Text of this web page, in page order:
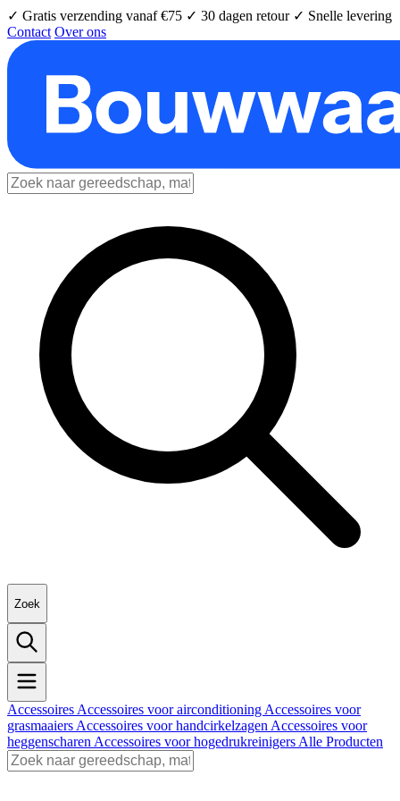
✓ Gratis verzending vanaf €75 ✓ 30 dagen retour ✓ Snelle levering
Contact Over ons
Zoek
Accessoires Accessoires voor airconditioning Accessoires voor
grasmaaiers Accessoires voor handcirkelzagen Accessoires voor
heggenscharen Accessoires voor hogedrukreinigers Alle Producten